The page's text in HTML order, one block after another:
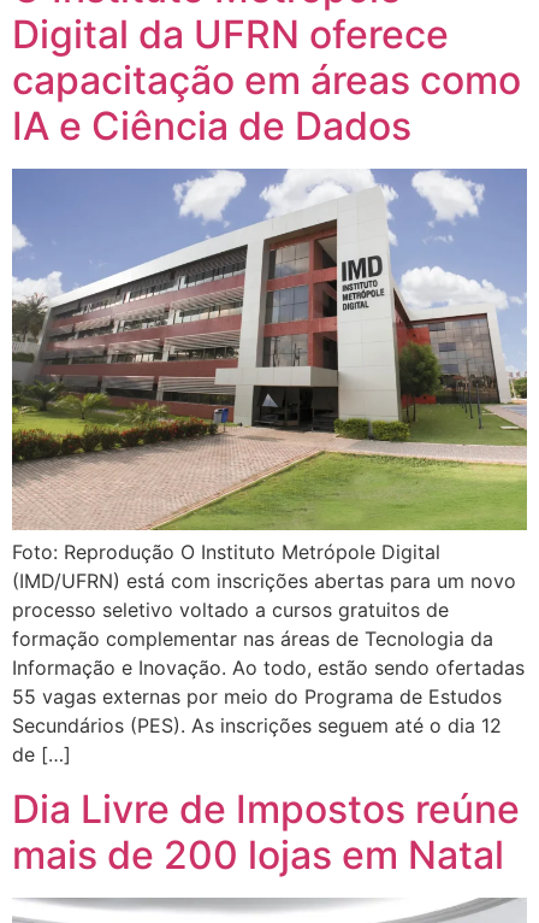
Digital da UFRN oferece
capacitação em áreas como
IA e Ciência de Dados
Foto: Reprodução O Instituto Metrópole Digital
(IMD/UFRN) está com inscrições abertas para um novo
processo seletivo voltado a cursos gratuitos de
formação complementar nas áreas de Tecnologia da
Informação e Inovação. Ao todo, estão sendo ofertadas
55 vagas externas por meio do Programa de Estudos
Secundários (PES). As inscrições seguem até o dia 12
de […]
Dia Livre de Impostos reúne
mais de 200 lojas em Natal